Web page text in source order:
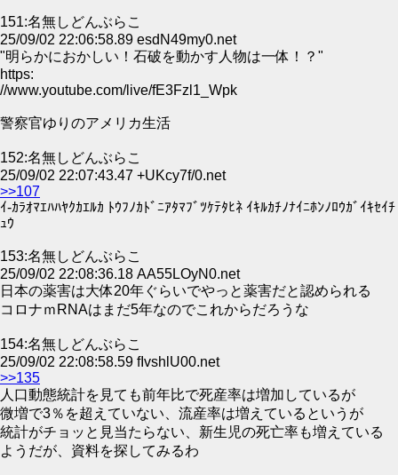
151:名無しどんぶらこ
25/09/02 22:06:58.89 esdN49my0.net
"明らかにおかしい！石破を動かす人物は一体！？"
https:
//www.youtube.com/live/fE3Fzl1_Wpk
警察官ゆりのアメリカ生活
152:名無しどんぶらこ
25/09/02 22:07:43.47 +UKcy7f/0.net
>>107
ｲ-ｶﾗｵﾏｴﾊﾊﾔｸｶｴﾙｶ ﾄｳﾌﾉｶﾄﾞﾆｱﾀﾏﾌﾞﾂｹﾃﾀﾋﾈ ｲｷﾙｶﾁﾉﾅｲﾆﾎﾝﾉﾛｳｶﾞｲｷｾｲﾁ
ｭｳ
153:名無しどんぶらこ
25/09/02 22:08:36.18 AA55LOyN0.net
日本の薬害は大体20年ぐらいでやっと薬害だと認められる
コロナｍRNAはまだ5年なのでこれからだろうな
154:名無しどんぶらこ
25/09/02 22:08:58.59 fIvshlU00.net
>>135
人口動態統計を見ても前年比で死産率は増加しているが
微増で3％を超えていない、流産率は増えているというが
統計がチョッと見当たらない、新生児の死亡率も増えている
ようだが、資料を探してみるわ